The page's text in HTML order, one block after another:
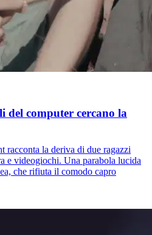
computer cercano la
racconta la deriva di due ragazzi
e videogiochi. Una parabola lucida
che rifiuta il comodo capro